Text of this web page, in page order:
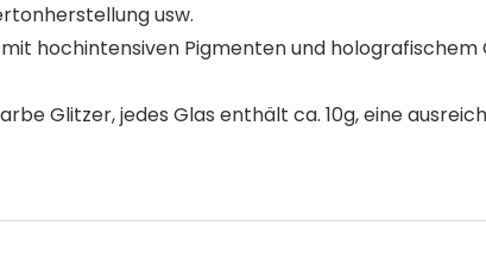
usw.
mit hochintensiven Pigmenten und
Glitzer, jedes Glas enthält ca. 10g, eine